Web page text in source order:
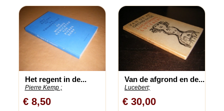
Het regent in de...
Pierre Kemp ;
€ 8,50
Van de afgrond en de...
Lucebert;
€ 30,00